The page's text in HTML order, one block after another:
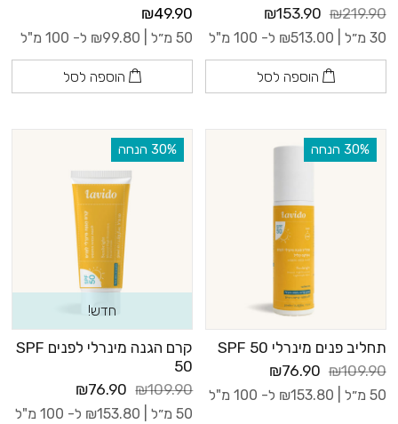
₪219.90
₪153.90
30 מ״ל | ₪513.00 ל- 100 מ"ל
הוספה לסל
₪49.90
50 מ״ל | ₪99.80 ל- 100 מ"ל
הוספה לסל
‫30% הנחה
תחליב פנים מינרלי SPF 50
₪109.90
₪76.90
50 מ״ל | ₪153.80 ל- 100 מ"ל
‫30% הנחה
חדש!
קרם הגנה מינרלי לפנים SPF
50
₪109.90
₪76.90
50 מ״ל | ₪153.80 ל- 100 מ"ל